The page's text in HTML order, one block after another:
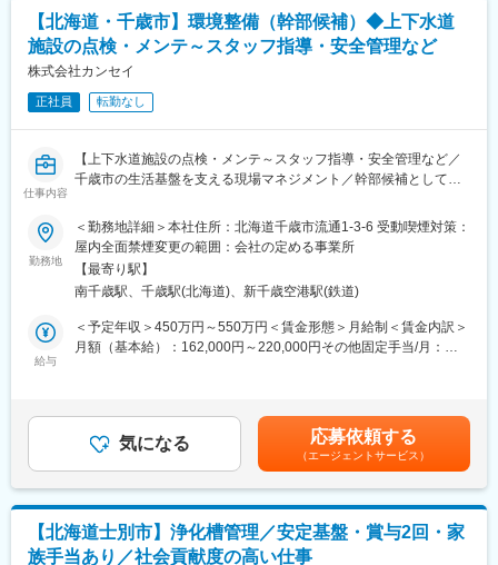
空調設備のプロフェッショナルとして、快適な空間を提供する技
術者集団です。「ないものは自分たちで作る」精神で機器やシス
テムを自社開発。2022年には生産拠点「T-Base」を開設し、施工
り、月面や海洋など新たな環境にも挑戦し続けています。
作業・設備・工法」の改善、体制作りを維持継続すること。
■組織構成：
安全管理グループは５名で構成されております。
■入社後の流れ：
先輩社員からのOJTで業務を覚えて頂きます。業界未経験の場合
は、エンジンに使われている部品を覚えていくところからスター
トしていただきます。
■当社の特徴：
いすゞグループの中でのエンジン部品の生産拠点として、
よる厳密な品質管理のもと、お客様に信頼される製品づくりに励
んでおります。2010年からは、技術と製品で「運ぶ」を支える
「ものづくり事業」に加えライフサイクルで「運ぶ」を支える
「リビルト（再生）事業」も開始いたしました。
自動車基幹部品の製造過程である、材料成型（アルミ鋳造）～加
工組立工程について、多くの製造ラインがあり、今後、新規分野
産を行っており、製品仕様も小型から大型粗材迄幅広く取り扱っ
ています。CAE解析を活用したアルミ素材成型工程から、高能率
な加工・組立ラインの広報検討までエンジニアが様々な部門で活
躍できるフィールドがございます。ゆくゆくは北海道でも参入が
増えてきました航空宇宙分野への販路拡大も視野に入れておりま
す。
【北海道・千歳市】環境整備（幹部候補）◆上下水道
施設の点検・メンテ～スタッフ指導・安全管理など
株式会社カンセイ
正社員 転勤なし
仕事内容
【上下水道施設の点検・メンテ～スタッフ指導・安全管理など／
千歳市の生活基盤を支える現場マネジメント／幹部候補として地
■業務概要
当社は千歳市を中心に、公共事業を基盤とした設備事業・水道事
業・環境事業を展開しています。今回の募集は、地域のライフラ
インと環境を守る「環境整備（幹部候補）」として、現場業務か
らマネジメント業務まで幅広くご担当いただくポジションです。
具体的には、上下水道施設の定期清掃やメンテナンス、道路清掃
いただきます。
■業務詳細
・上下水道施設の清掃、点検、メンテナンス作業
・現場作業員の業務指導や進捗・安全管理、関連事務作業
・作業スケジュール作成、業務効率化に向けた現場改善策の立
案・実施
勤務地
＜勤務地詳細＞本社住所：北海道千歳市流通1-3-6 受動喫煙対策：
屋内全面禁煙変更の範囲：会社の定める事業所
【最寄り駅】
南千歳駅、千歳駅(北海道)、新千歳空港駅(鉄道)
給与
＜予定年収＞450万円～550万円＜賃金形態＞月給制＜賃金内訳＞
月額（基本給）：162,000円～220,000円その他固定手当/月：
の金額であり、選考を通じて上下する可能性があります。月給(月
額)は固定手当を含めた表記です。
気になる 応募依頼する
（エージェントサービス）
【北海道士別市】浄化槽管理／安定基盤・賞与2回・家
族手当あり／社会貢献度の高い仕事